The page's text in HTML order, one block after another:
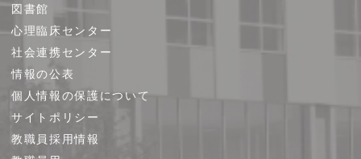
図書館
心理臨床センター
社会連携センター
情報の公表
個人情報の保護について
サイトポリシー
教職員採用情報